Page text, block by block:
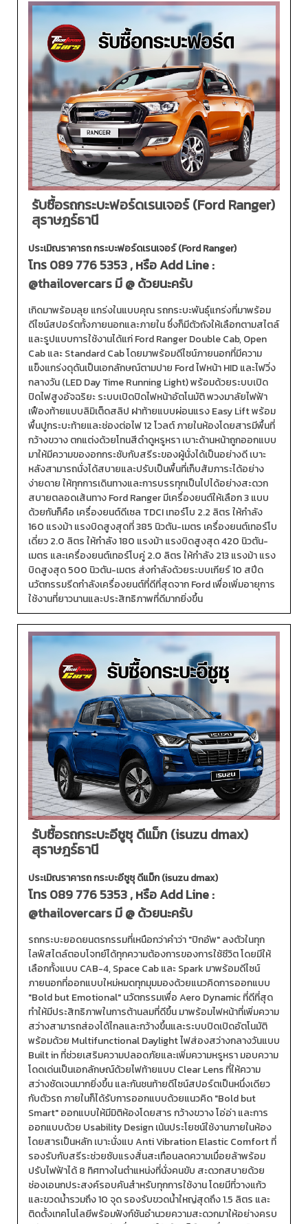
รับซื้อรถกระบะฟอร์ดเรนเจอร์ (Ford Ranger)
สุราษฎร์ธานี
ประเมิณราคารถ กระบะฟอร์ดเรนเจอร์ (Ford Ranger)
โทร089 776 5353, หรือ Add Line :
@thailovercarsมี @ ด้วยนะครับ
เกิดมาพร้อมลุย แกร่งในแบบคุณ รถกระบะพันธุ์แกร่งที่มาพร้อม
ดีไซน์สปอร์ตทั้งภายนอกและภายใน ซึ่งก็มีตัวถังให้เลือกตามสไตล์
และรูปแบบการใช้งานได้แก่ Ford Ranger Double Cab, Open
Cab และ Standard Cab โดยมาพร้อมดีไซน์ภายนอกที่มีความ
แข็งแกร่งดุดันเป็นเอกลักษณ์ตามปาย Ford ไฟหน้า HID และไฟวิ่ง
กลางวัน (LED Day Time Running Light) พร้อมด้วยระบบเปิด
ปิดไฟสูงอัจฉริยะ ระบบเปิดปิดไฟหน้าอัตโนมัติ พวงมาลัยไฟฟ้า
เฟืองท้ายแบบลิมิเต็ดสลิป ฝาท้ายแบบผ่อนแรง Easy Lift พร้อม
พื้นปูกระบะท้ายและช่องต่อไฟ 12 โวลต์ ภายในห้องโดยสารมีพื้นที่
กว้างขวาง ตกแต่งด้วยโทนสีดำดูหรูหรา เบาะด้านหน้าถูกออกแบบ
มาให้มีความของอกกระชับกับสรีระของผู้นั่งได้เป็นอย่างดี เบาะ
หลังสามารถนั่งได้สบายและปรับเป็นพื้นที่เก็บสัมภาระได้อย่าง
ง่ายดาย ให้ทุกการเดินทางและการบรรทุกเป็นไปได้อย่างสะดวก
สบายตลอดเส้นทาง Ford Ranger มีเครื่องยนต์ให้เลือก 3 แบบ
ด้วยกันก็คือ เครื่องยนต์ดีเซล TDCI เทอร์โบ 2.2 ลิตร ให้กำลัง
160 แรงม้า แรงบิดสูงสุดที่ 385 นิวตัน-เมตร เครื่องยนต์เทอร์โบ
เดี่ยว 2.0 ลิตร ให้กำลัง 180 แรงม้า แรงบิดสูงสุด 420 นิวตัน-
เมตร และเครื่องยนต์เทอร์โบคู่ 2.0 ลิตร ให้กำลัง 213 แรงม้า แรง
บิดสูงสุด 500 นิวตัน-เมตร ส่งกำลังด้วยระบบเกียร์ 10 สปีด
นวัตกรรมรีดกำลังเครื่องยนต์ที่ดีที่สุดจาก Ford เพื่อเพิ่มอายุการ
ใช้งานที่ยาวนานและประสิทธิภาพที่ดีมากยิ่งขึ้น
รับซื้อรถกระบะอีซูซุ ดีแม็ก (isuzu dmax)
สุราษฎร์ธานี
ประเมิณราคารถ กระบะอีซูซุ ดีแม็ก (isuzu dmax)
โทร089 776 5353, หรือ Add Line :
@thailovercarsมี @ ด้วยนะครับ
รถกระบะยอดยนตรกรรมที่เหนือกว่าคำว่า "ปิกอัพ" ลงตัวในทุก
ไลฟ์สไตล์ตอบโจทย์ได้ทุกความต้องการของการใช้ชีวิต โดยมีให้
เลือกทั้งแบบ CAB-4, Space Cab และ Spark มาพร้อมดีไซน์
ภายนอกที่ออกแบบใหม่หมดทุกมุมมองด้วยแนวคิดการออกแบบ
"Bold but Emotional" นวัตกรรมเพื่อ Aero Dynamic ที่ดีที่สุด
ทำให้มีประสิทธิภาพในการต้านลมที่ดีขึ้น มาพร้อมไฟหน้าที่เพิ่มความ
สว่างสามารถส่องได้ไกลและกว้างขึ้นและระบบปิดเปิดอัตโนมัติ
พร้อมด้วย Multifunctional Daylight ไฟส่องสว่างกลางวันแบบ
Built in ที่ช่วยเสริมความปลอดภัยและเพิ่มความหรูหรา มอบความ
โดดเด่นเป็นเอกลักษณ์ด้วยไฟท้ายแบบ Clear Lens ที่ให้ความ
สว่างชัดเจนมากยิ่งขึ้น และกันชนท้ายดีไซน์สปอร์ตเป็นหนึ่งเดียว
กับตัวรถ ภายในก็ได้รับการออกแบบด้วยแนวคิด "Bold but
Smart" ออกแบบให้มีมิติห้องโดยสาร กว้างขวาง โอ่อ่า และการ
ออกแบบด้วย Usability Design เน้นประโยชน์ใช้งานภายในห้อง
โดยสารเป็นหลัก เบาะนั่งแบ Anti Vibration Elastic Comfort ที่
รองรับกับสรีระช่วยซับแรงสั่นสะเทือนลดความเมื่อยล้าพร้อม
ปรับไฟฟ้าได้ 8 ทิศทางในตำแหน่งที่นั่งคนขับ สะดวกสบายด้วย
ช่องเอนกประสงค์รอบคันสำหรับทุกการใช้งาน โดยมีที่วางแก้ว
และขวดน้ำรวมถึง 10 จุด รองรับขวดน้ำใหญ่สุดถึง 1.5 ลิตร และ
ติดตั้งเทคโนโลยีพร้อมฟังก์ชันอำนวยความสะดวกมาให้อย่างครบ